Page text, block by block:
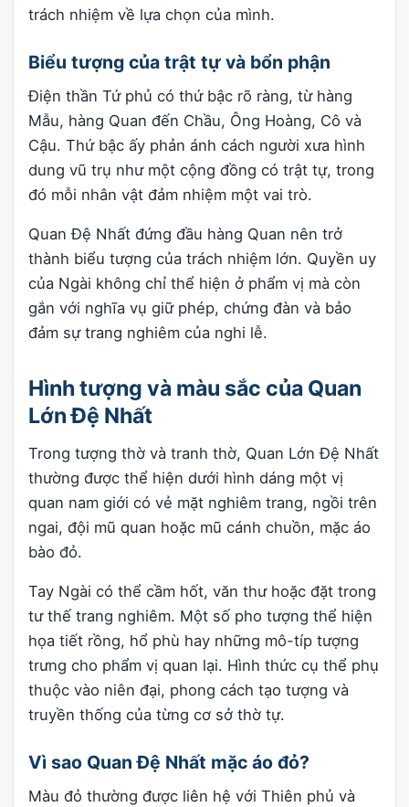
trách nhiệm về lựa chọn của mình.
Biểu tượng của trật tự và bổn phận
Điện thần Tứ phủ có thứ bậc rõ ràng, từ hàng
Mẫu, hàng Quan đến Chầu, Ông Hoàng, Cô và
Cậu. Thứ bậc ấy phản ánh cách người xưa hình
dung vũ trụ như một cộng đồng có trật tự, trong
đó mỗi nhân vật đảm nhiệm một vai trò.
Quan Đệ Nhất đứng đầu hàng Quan nên trở
thành biểu tượng của trách nhiệm lớn. Quyền uy
của Ngài không chỉ thể hiện ở phẩm vị mà còn
gắn với nghĩa vụ giữ phép, chứng đàn và bảo
đảm sự trang nghiêm của nghi lễ.
Hình tượng và màu sắc của Quan
Lớn Đệ Nhất
Trong tượng thờ và tranh thờ, Quan Lớn Đệ Nhất
thường được thể hiện dưới hình dáng một vị
quan nam giới có vẻ mặt nghiêm trang, ngồi trên
ngai, đội mũ quan hoặc mũ cánh chuồn, mặc áo
bào đỏ.
Tay Ngài có thể cầm hốt, văn thư hoặc đặt trong
tư thế trang nghiêm. Một số pho tượng thể hiện
họa tiết rồng, hổ phù hay những mô-típ tượng
trưng cho phẩm vị quan lại. Hình thức cụ thể phụ
thuộc vào niên đại, phong cách tạo tượng và
truyền thống của từng cơ sở thờ tự.
Vì sao Quan Đệ Nhất mặc áo đỏ?
Màu đỏ thường được liên hệ với Thiên phủ và